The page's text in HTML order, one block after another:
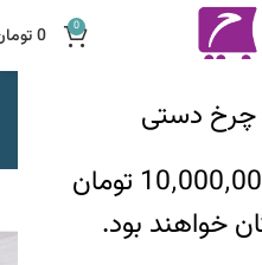
چرخ دستی
خریدهای بالاتر از 10٬000٬000 تومان
خواهند بود.
0
0
KITCHEN
LIGHTING